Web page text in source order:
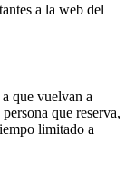
a la web del
que vuelvan a
que reserva,
limitado a